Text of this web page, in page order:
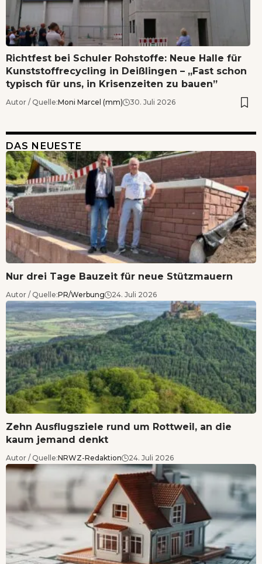
Richtfest bei Schuler Rohstoffe: Neue Halle für
Kunststoffrecycling in Deißlingen – „Fast schon
typisch für uns, in Krisenzeiten zu bauen”
Autor / Quelle:Moni Marcel (mm) 30. Juli 2026
DAS NEUESTE
Nur drei Tage Bauzeit für neue Stützmauern
Autor / Quelle:PR/Werbung 24. Juli 2026
Zehn Ausflugsziele rund um Rottweil, an die
kaum jemand denkt
Autor / Quelle:NRWZ-Redaktion 24. Juli 2026